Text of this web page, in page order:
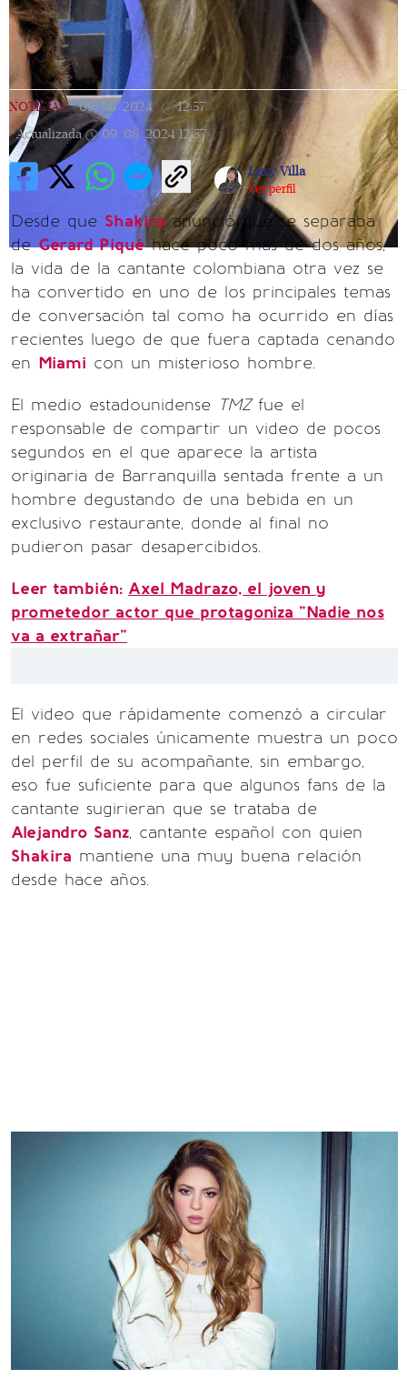
NOTICIAS | 09/08/2024 | 12:57 |
Actualizada
09/08/2024 12:57
Lexy Villa
Ver perfil
Desde que Shakiraanunció que se separaba
deGerard Piquéhace poco más de dos años,
la vida de la cantante colombiana otra vez se
ha convertido en uno de los principales temas
de conversación tal como ha ocurrido en días
recientes luego de que fuera captada cenando
en Miami con un misterioso hombre.
El medio estadounidense TMZ fue el
responsable de compartir un video de pocos
segundos en el que aparece la artista
originaria de Barranquilla sentada frente a un
hombre degustando de una bebida en un
exclusivo restaurante, donde al final no
pudieron pasar desapercibidos.
Leer también: Axel Madrazo, el joven y
prometedor actor que protagoniza "Nadie nos
va a extrañar"
El video que rápidamente comenzó a circular
en redes sociales únicamente muestra un poco
del perfil de su acompañante, sin embargo,
eso fue suficiente para que algunos fans de la
cantante sugirieran que se trataba de
Alejandro Sanz, cantante español con quien
Shakira mantiene una muy buena relación
desde hace años.